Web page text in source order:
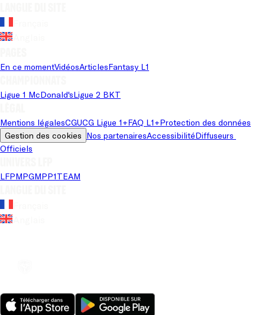
En ce momentVidéosArticlesFantasy L1
Ligue 1 McDonald'sLigue 2 BKT
Mentions légalesCGUCG Ligue 1+FAQ L1+Protection des données
Gestion des cookies Nos partenairesAccessibilitéDiffuseurs
Officiels
LFPMPGMPP1TEAM